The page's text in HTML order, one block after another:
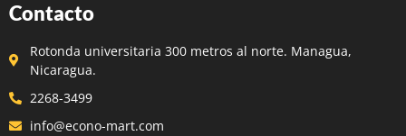
Contacto
Rotonda universitaria 300 metros al norte. Managua,
Nicaragua.
2268-3499
info@econo-mart.com